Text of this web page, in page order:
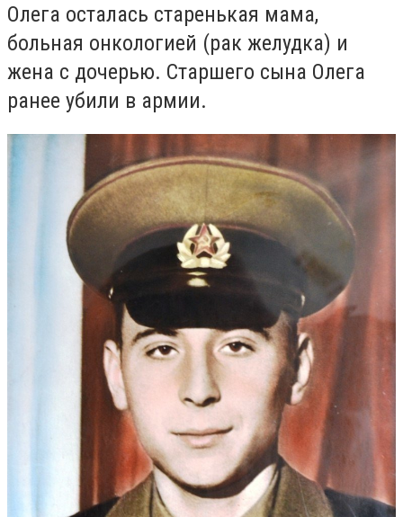
Олега осталась старенькая мама,
больная онкологией (рак желудка) и
жена с дочерью. Старшего сына Олега
ранее убили в армии.